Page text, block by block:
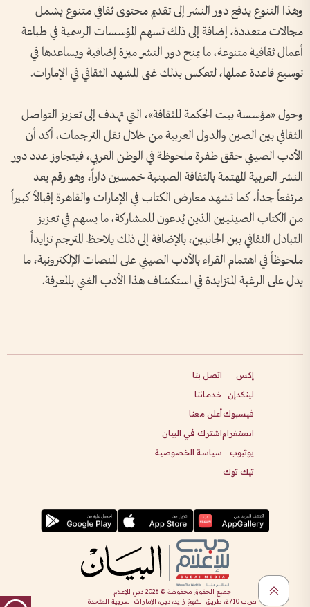
وهذا التنوع يدفع دور النشر إلى تقديم محتوى ثقافي متنوع يشمل
مجالات متعددة، إضافة إلى ذلك تسهم المؤسسات الرسمية في طباعة
أعمال ثقافية متنوعة، ما يمنح دور النشر ميزة إضافية ويساعدها في
توسيع قاعدة عملها، لتعكس بذلك غنى المشهد الثقافي في الإمارات.
وحول «مؤسسة بيت الحكمة للثقافة»، التي تهدف إلى تعزيز التواصل
الثقافي بين الصين والدول العربية من خلال نقل الترجمات، أكد أن
الأدب الصيني حقق طفرة ملحوظة في الوطن العربي، فيتجاوز عدد دور
النشر العربية المهتمة بالثقافة الصينية خمسين داراً، وهو رقم يعد
مرتفعاً جداً، كما تشهد معارض الكتاب في الإمارات والقاهرة إقبالاً كبيراً
من الكتاب الصينيين الذين يُدعون للمشاركة، ما يسهم في تعزيز
التبادل الثقافي بين الجانبين، بالإضافة إلى ذلك يلاحظ المترجم تزايداً
ملحوظاً في اهتمام القراء بالأدب الصيني على المنصات الإلكترونية، ما
يدل على الرغبة المتزايدة في استكشاف هذا الأدب الغني بالمعرفة.
إكس
لينكدإن
فيسبوك
انستغرام
يوتيوب
تيك توك
اتصل بنا
خدماتنا
أعلن معنا
اشترك في البيان
سياسة الخصوصية
جميع الحقوق محفوظة ©2026 دبي للإعلام
ص.ب 2710، طريق الشيخ زايد، دبي، الإمارات العربية المتحدة